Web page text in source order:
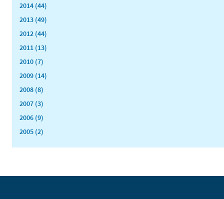
2014 (44)
2013 (49)
2012 (44)
2011 (13)
2010 (7)
2009 (14)
2008 (8)
2007 (3)
2006 (9)
2005 (2)